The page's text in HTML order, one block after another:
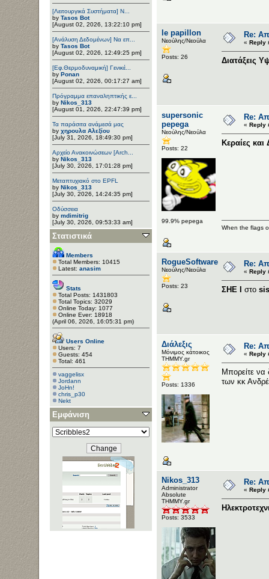
[Λειτουργικά Συστήματα] Ν...
by Tasos Bot
[August 02, 2026, 13:22:10 pm]
[Ανάλυση Δεδομένων] Να επ...
by Tasos Bot
[August 02, 2026, 12:49:25 pm]
[Εφ.Θερμοδυναμική] Γενικέ...
by Ponan
[August 02, 2026, 00:17:27 am]
Πρόγραμμα επαναληπτικής ε...
by Nikos_313
[August 01, 2026, 22:47:39 pm]
Τα παράσιτα ανάμεσά μας
by χηρουλα Αλεξίου
[July 31, 2026, 18:49:30 pm]
Αρχείο Ανακοινώσεων [Arch...
by Nikos_313
[July 30, 2026, 17:01:28 pm]
Μεταπτυχιακό στο EPFL
by Nikos_313
[July 30, 2026, 14:24:35 pm]
Οδύσσεια
by mdimitrig
[July 30, 2026, 09:53:33 am]
Στατιστικά
Members
Total Members: 10415
Latest: anasim
Stats
Total Posts: 1431803
Total Topics: 32029
Online Today: 1077
Online Ever: 18918
(April 06, 2026, 16:05:31 pm)
Users Online
Users: 7
Guests: 454
Total: 461
vaggelisx
Jordann
JoHn!
chris_p30
Nekt
Εμφάνιση
le papillon
Νεούλης/Νεούλα
Posts: 26
Re:
« Reply
Διατάξεις
supersonic
pepega
Νεούλης/Νεούλα
Posts: 22
99.9% pepega
Re:
« Reply
Κεραίες
When the flags
RogueSoftware
Νεούλης/Νεούλα
Posts: 23
Re:
« Reply
ΣΗΕ Ι στο sis
Διάλεξις
Μόνιμος κάτοικος
ΤΗΜΜΥ.gr
Posts: 1336
Re:
« Reply
Μπορείτε να
των κκ
Nikos_313
Administrator
Αbsolute
ΤΗΜΜΥ.gr
Posts: 3533
Re:
« Reply